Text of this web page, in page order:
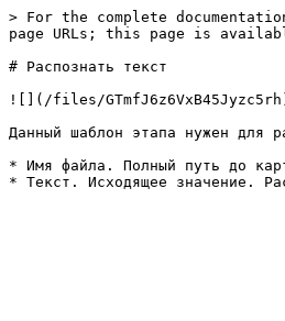
> For the complete
page URLs; this page is
# Распознать текст
![](/files/
Данный шаблон этапа нужен для
* Имя файла. Полный путь до